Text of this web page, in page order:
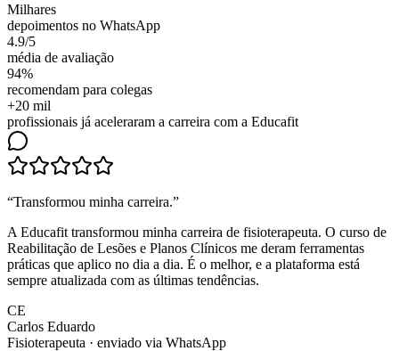
Milhares
depoimentos no WhatsApp
4.9/5
média de avaliação
94%
recomendam para colegas
+20 mil
profissionais já aceleraram a carreira com a Educafit
“Transformou minha carreira.”
A Educafit transformou minha carreira de fisioterapeuta. O curso de
Reabilitação de Lesões e Planos Clínicos me deram ferramentas
práticas que aplico no dia a dia. É o melhor, e a plataforma está
sempre atualizada com as últimas tendências.
CE
Carlos Eduardo
Fisioterapeuta · enviado via WhatsApp